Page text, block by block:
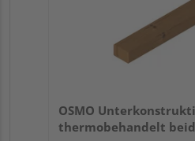
OSMO
thermobehandelt